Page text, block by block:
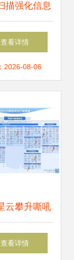
描强化信息
网络信息安
件开发
查看详情
2026-08-06
云攀升嘶吼
络安全产业
查看详情